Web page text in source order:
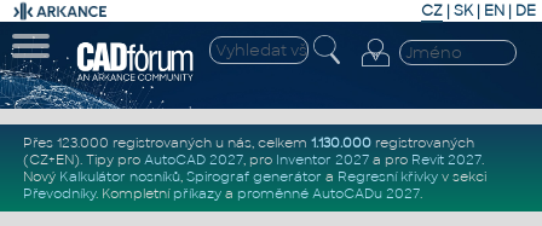
CZ | SK| EN | DE
Přes 123.000 registrovaných u nás, celkem 1.130.000registrovaných
(CZ+EN). Tipy pro AutoCAD 2027, pro Inventor 2027a pro Revit 2027.
Nový Kalkulátor nosníků, Spirograf generátor a Regresní křivkyv sekci
Převodníky. Kompletní příkazya proměnné AutoCADu 2027.